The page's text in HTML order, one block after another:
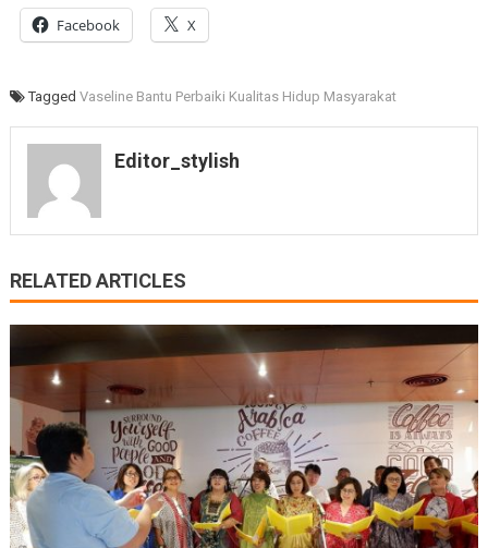
Facebook X
Tagged Vaseline Bantu Perbaiki Kualitas Hidup Masyarakat
Editor_stylish
RELATED ARTICLES